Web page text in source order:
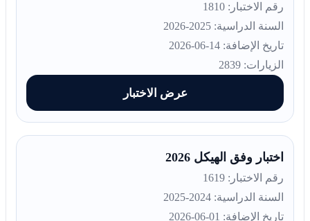
رقم الاختبار: 1810
السنة الدراسية: 2025-2026
تاريخ الإضافة: 14-06-2026
الزيارات: 2839
عرض الاختبار
اختبار وفق الهيكل 2026
رقم الاختبار: 1619
السنة الدراسية: 2024-2025
تاريخ الإضافة: 01-06-2026